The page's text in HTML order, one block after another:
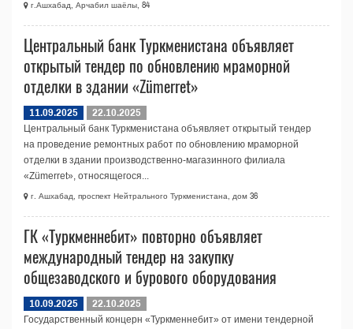
г.Ашхабад, Арчабил шаёлы, 84
Центральный банк Туркменистана объявляет
открытый тендер по обновлению мраморной
отделки в здании «Zümerret»
11.09.2025
22.10.2025
Центральный банк Туркменистана объявляет открытый тендер
на проведение ремонтных работ по обновлению мраморной
отделки в здании производственно‑магазинного филиала
«Zümerret», относящегося...
г. Ашхабад, проспект Нейтрального Туркменистана, дом 36
ГК «Туркменнебит» повторно объявляет
международный тендер на закупку
общезаводского и бурового оборудования
10.09.2025
22.10.2025
Государственный концерн «Туркменнебит» от имени тендерной